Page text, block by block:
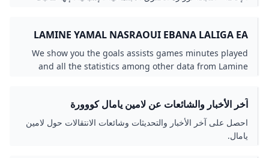
LAMINE YAMAL NASRAOUI EBANA LALIGA EA
SPORTS LALIGA
We show you the goals assists games minutes played
and all the statistics among other data from Lamine
آخر الأخبار والشائعات عن لامين يامال كووورة
احصل على آخر الأخبار والتحديثات وشائعات الانتقالات حول لامين
يامال.